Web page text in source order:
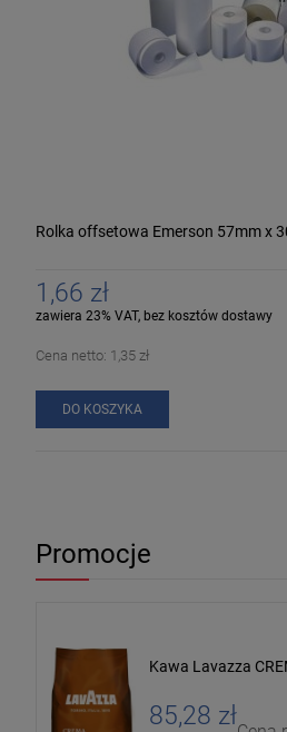
Rolka offsetowa Emerson 57mm x
1,66 zł
zawiera 23% VAT, bez kosztów dostawy
Cena netto: 1,35 zł
DO KOSZYKA
Promocje
Kawa Lavazza
85,28 zł